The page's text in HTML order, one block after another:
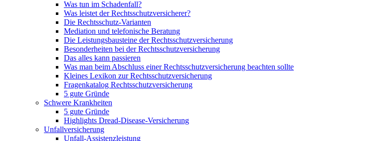
Was tun im Schadenfall?
Was leistet der Rechtsschutzversicherer?
Die Rechtsschutz-Varianten
Mediation und telefonische Beratung
Die Leistungsbausteine der Rechtsschutzversicherung
Besonderheiten bei der Rechtsschutzversicherung
Das alles kann passieren
Was man beim Abschluss einer Rechtsschutzversicherung beachten sollte
Kleines Lexikon zur Rechtsschutzversicherung
Fragenkatalog Rechtsschutzversicherung
5 gute Gründe
Schwere Krankheiten
5 gute Gründe
Highlights Dread-Disease-Versicherung
Unfallversicherung
Unfall-Assistenzleistung